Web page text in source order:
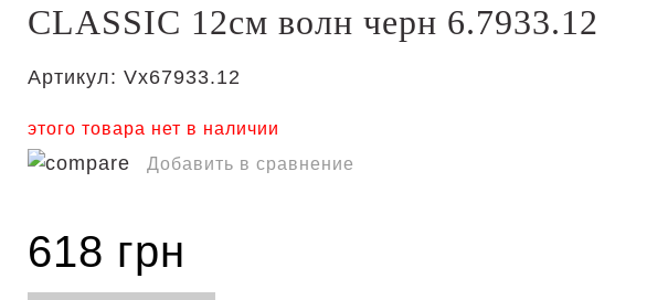
CLASSIC 12см волн черн 6.7933.12
Артикул: Vx67933.12
этого товара нет в наличии
Добавить в сравнение
618 грн